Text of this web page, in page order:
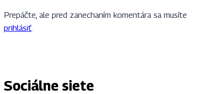
Prepáčte, ale pred zanechaním komentára sa musíte
prihlásiť
Sociálne siete